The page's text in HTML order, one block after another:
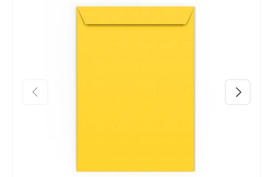
Ir directamente a la información del producto
Anterior Siguiente